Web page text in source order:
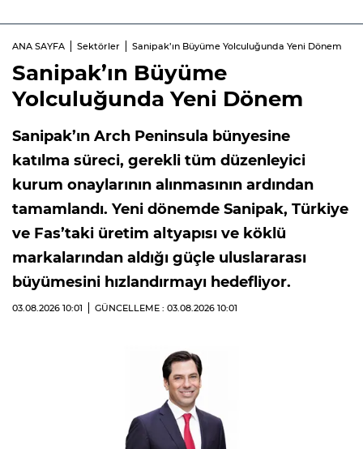
ANA SAYFA Sektörler Sanipak’ın Büyüme Yolculuğunda Yeni Dönem
Sanipak’ın Büyüme
Yolculuğunda Yeni Dönem
Sanipak’ın Arch Peninsula bünyesine
katılma süreci, gerekli tüm düzenleyici
kurum onaylarının alınmasının ardından
tamamlandı. Yeni dönemde Sanipak, Türkiye
ve Fas’taki üretim altyapısı ve köklü
markalarından aldığı güçle uluslararası
büyümesini hızlandırmayı hedefliyor.
03.08.2026 10:01 GÜNCELLEME : 03.08.2026 10:01